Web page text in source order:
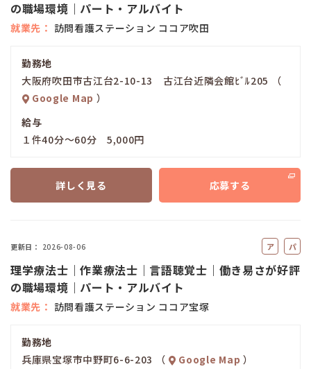
の職場環境｜パート・アルバイト
就業先 訪問看護ステーション ココア吹田
勤務地
大阪府吹田市古江台2-10-13 古江台近隣会館ﾋﾞﾙ205 （
Google Map ）
給与
１件40分～60分 5,000円
詳しく見る 応募する
更新日 2026-08-06
ア
バ
パ
ト
理学療法士｜作業療法士｜言語聴覚士｜働き易さが好評
の職場環境｜パート・アルバイト
就業先 訪問看護ステーション ココア宝塚
勤務地
兵庫県宝塚市中野町6-6-203 （
Google Map ）